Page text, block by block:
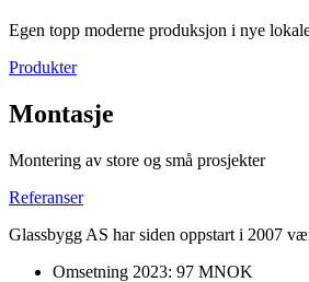
Egen topp moderne produksjon i nye
Produkter
Montasje
Montering av store og små prosjekter
Referanser
Glassbygg AS har siden oppstart i 2007
Omsetning 2023: 97 MNOK